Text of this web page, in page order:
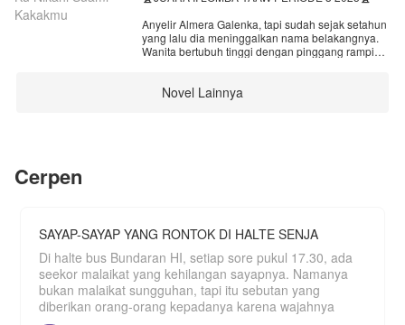
kepada orang yang mereka akui.
Ditemani Chiron dari Konstelasi Centaurus,
Lucien memulai perjalanan untuk menjadi lebih
kuat, menaklukkan ujian para bintang, dan
kerajaan… bisa bersinar paling terang.
dengan jodoh tidak terduga-duga.
Pasalnya, kecelakaan malam itu membuat calon
Anyelir Almera Galenka, tapi sudah sejak setahun
yang lalu dia meninggalkan nama belakangnya.
Wanita bertubuh tinggi dengan pinggang ramping
hatinya.
"Hussttt... Jangan bicara di sini."
"Kenapa kamu takut istrimu tahu? Bukankah itu
akan lebih bagus, kalian tidak perlu sembunyi-
sembunyi lagi untuk menutupi hubungan kalian.
Aku tidak mau ya, kamu hanya mempermainkan
perasaan Zemira Adele. Kamu tahu, dia adalah
Novel Lainnya
Cerpen
SAYAP-SAYAP YANG RONTOK DI HALTE SENJA
Di halte bus Bundaran HI, setiap sore pukul 17.30, ada
seekor malaikat yang kehilangan sayapnya. Namanya
bukan malaikat sungguhan, tapi itu sebutan yang
diberikan orang-orang kepadanya karena wajahnya